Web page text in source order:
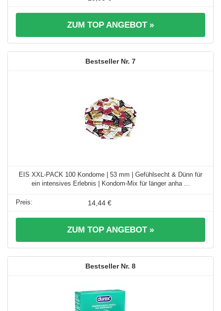
ZUM TOP ANGEBOT »
7
EIS XXL-PACK 100 Kondome | 53 mm | Gefühlsecht & Dünn für
ein intensives Erlebnis | Kondom-Mix für länger anha ...
14,44 €
ZUM TOP ANGEBOT »
8